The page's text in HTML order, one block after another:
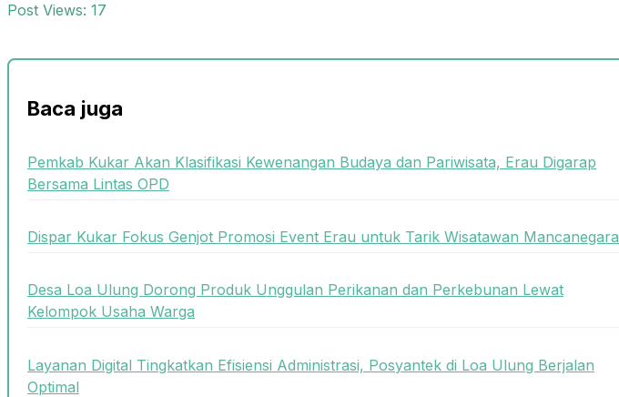
Post Views: 17
Baca juga
Pemkab Kukar Akan Klasifikasi Kewenangan Budaya dan Pariwisata, Erau Digarap
Bersama Lintas OPD
Dispar Kukar Fokus Genjot Promosi Event Erau untuk Tarik Wisatawan Mancanegara
Desa Loa Ulung Dorong Produk Unggulan Perikanan dan Perkebunan Lewat
Kelompok Usaha Warga
Layanan Digital Tingkatkan Efisiensi Administrasi, Posyantek di Loa Ulung Berjalan
Optimal